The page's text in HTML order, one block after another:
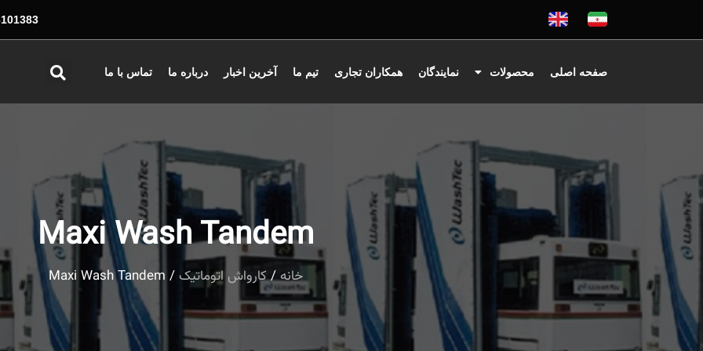
- 026
صفحه اصلی محصولات نمایندگان همکاران تجاری تیم ما آخرین اخبار درباره ما تماس با ما
Maxi Wash Tandem
خانه/کارواش اتوماتیک/ Maxi Wash Tandem